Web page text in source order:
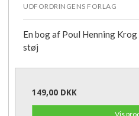
UDFORDRINGENS FORLAG
En bog af Poul Henning
støj
149,00 DKK
Vis